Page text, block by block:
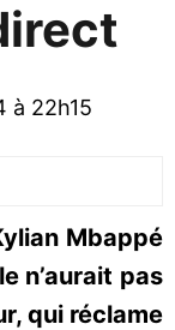
à 22h15
Mbappé
n’aurait pas
qui réclame